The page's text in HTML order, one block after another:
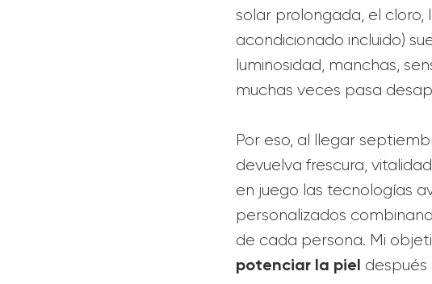
solar prolongada, el
acondicionado incluido)
luminosidad, manchas,
muchas veces pasa
Por eso, al llegar
devuelva frescura,
en juego las tecnologías
personalizados
de cada persona. Mi
potenciar la piel